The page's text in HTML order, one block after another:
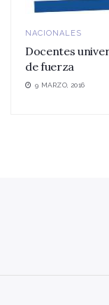
NACIONALES
Docentes
de fuerza
9 MARZO, 2016